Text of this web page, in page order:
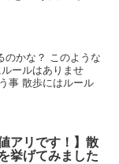
のかな？ このような
ールはありませ
事 散歩にはルール
アリです！】散
挙げてみました